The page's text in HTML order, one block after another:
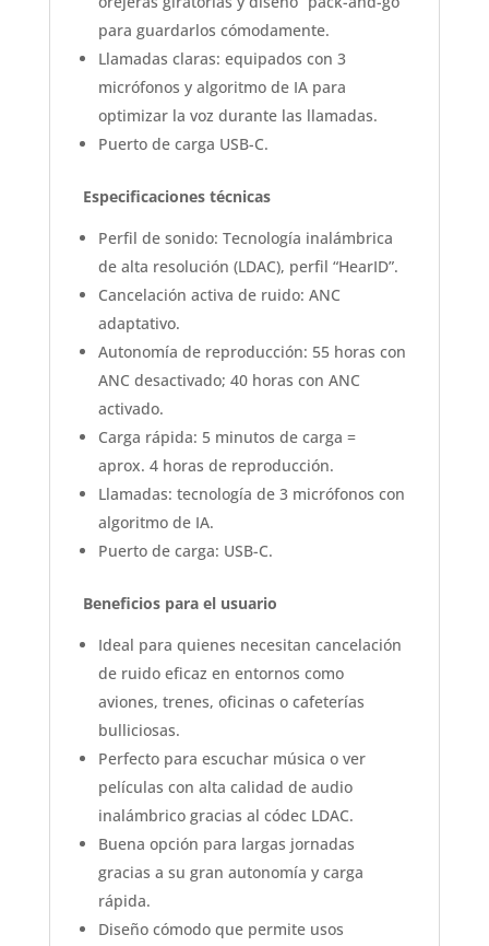
para guardarlos cómodamente.
Llamadas claras: equipados con 3
micrófonos y algoritmo de IA para
optimizar la voz durante las llamadas.
Puerto de carga USB-C.
Especificaciones técnicas
Perfil de sonido: Tecnología inalámbrica
de alta resolución (LDAC), perfil “HearID”.
Cancelación activa de ruido: ANC
adaptativo.
Autonomía de reproducción: 55 horas con
ANC desactivado; 40 horas con ANC
activado.
Carga rápida: 5 minutos de carga =
aprox. 4 horas de reproducción.
Llamadas: tecnología de 3 micrófonos con
algoritmo de IA.
Puerto de carga: USB-C.
Beneficios para el usuario
Ideal para quienes necesitan cancelación
de ruido eficaz en entornos como
aviones, trenes, oficinas o cafeterías
bulliciosas.
Perfecto para escuchar música o ver
películas con alta calidad de audio
inalámbrico gracias al códec LDAC.
Buena opción para largas jornadas
gracias a su gran autonomía y carga
rápida.
Diseño cómodo que permite usos